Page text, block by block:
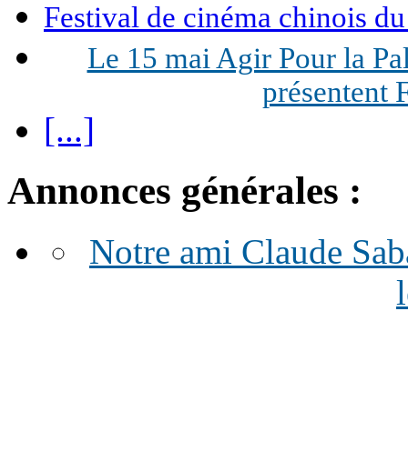
Festival de cinéma chinois
Le 15 mai Agir Pour la
présentent
[...]
Annonces générales :
Notre ami Claude